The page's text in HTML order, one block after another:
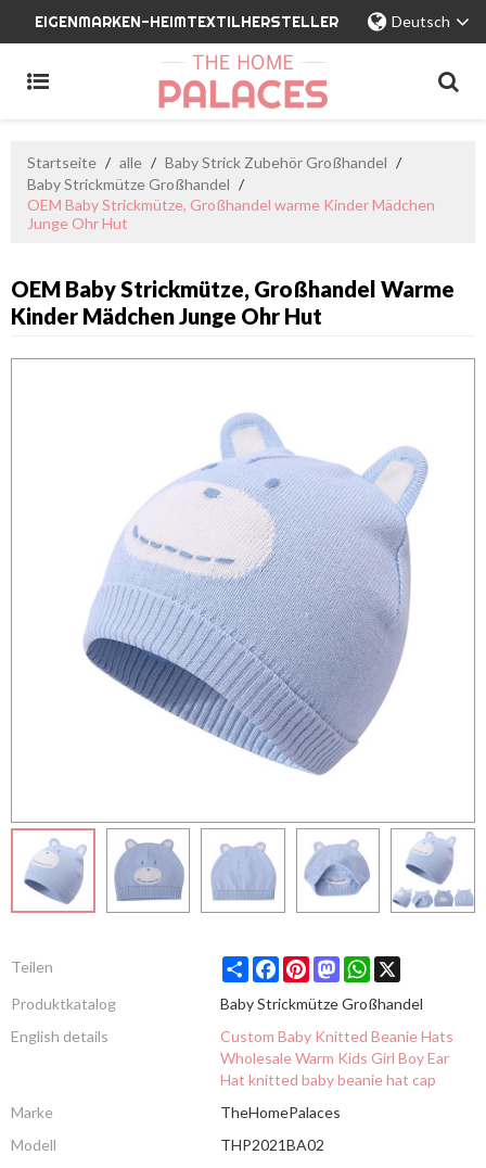
EIGENMARKEN-HEIMTEXTILHERSTELLER Deutsch
Startseite / alle / Baby Strick Zubehör Großhandel /
Baby Strickmütze Großhandel /
OEM Baby Strickmütze, Großhandel warme Kinder Mädchen
Junge Ohr Hut
OEM Baby Strickmütze, Großhandel Warme
Kinder Mädchen Junge Ohr Hut
Teilen ShareFacebookPinterestMastodonWhatsApp
X
Produktkatalog
Baby Strickmütze Großhandel
English details
Custom Baby Knitted Beanie Hats
Wholesale Warm Kids Girl Boy Ear
Hat knitted baby beanie hat cap
Marke
TheHomePalaces
Modell
THP2021BA02